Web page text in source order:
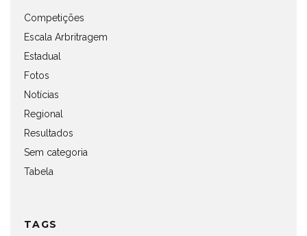
Competições
Escala Arbritragem
Estadual
Fotos
Notícias
Regional
Resultados
Sem categoria
Tabela
TAGS